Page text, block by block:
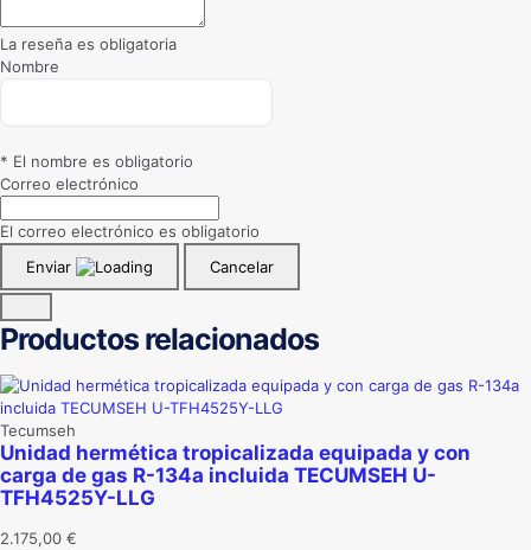
La reseña es obligatoria
Nombre
* El nombre es obligatorio
Correo electrónico
El correo electrónico es obligatorio
Enviar
Cancelar
Productos relacionados
Tecumseh
Unidad hermética tropicalizada equipada y con
carga de gas R-134a incluida TECUMSEH U-
TFH4525Y-LLG
2.175,00 €